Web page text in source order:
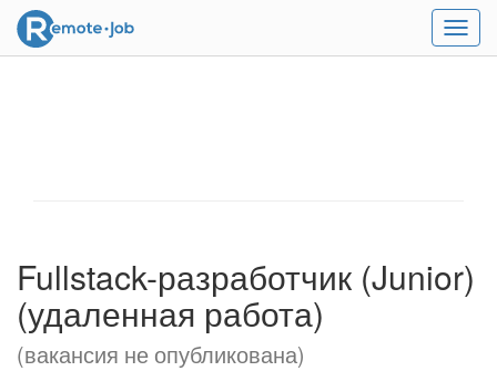
Меню
Fullstack-разработчик (Junior)
(удаленная работа)
(вакансия не опубликована)